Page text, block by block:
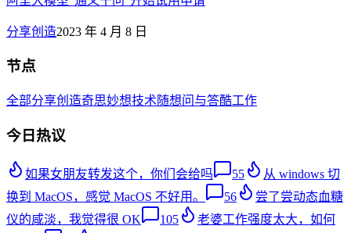
分享创造2023 年 4 月 8 日
节点
全部分享创造奇思妙想技术随想问与答酷工作
今日热议
如果女朋友转发这个，你们会给吗 55
从 windows 切
换到 MacOS，感觉 MacOS 不好用。
56
尝了尝动态血糖
仪的咸淡，我觉得很 OK
105 老婆工作强度太大，如何